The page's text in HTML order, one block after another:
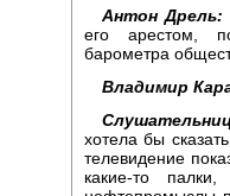
Антон Дрель:
его арестом,
барометра
Владимир
хотела бы
телевидение
какие-то